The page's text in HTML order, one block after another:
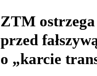
ZTM
przed
o „karcie